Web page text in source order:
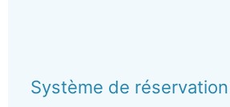
Système de